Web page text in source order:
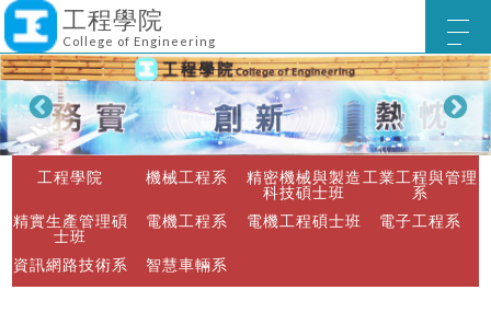
工程學院
College of Engineering
工程學院 機械工程系
精密機械與製造
科技碩士班
工業工程與管理
系
精實生產管理碩
士班
電機工程系 電機工程碩士班 電子工程系
資訊網路技術系 智慧車輛系